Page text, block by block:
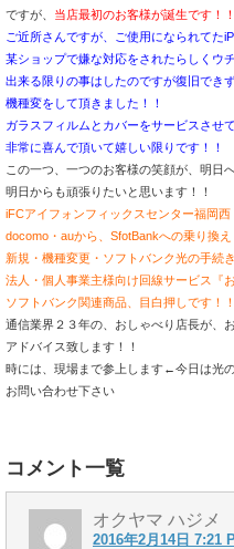
ですが、 当店最初のお客様が誕生です！！
ご近所さんですが、ご使用になられてた
某ショップで嫌な対応をされたらしくウ
出来る限りの事はしたのですが復旧でき
機種変をして頂きました！！
ガラスフィルムとカバーをサービスさせ
非常に喜んで頂いて嬉しい限りです！！
この一つ、一つのお客様の笑顔が、明日
明日からも頑張りたいと思います！！
iFCアイフォンフィックスセンター福岡西
docomo・auから、SfotBankへの乗り換え
新規・機種変更・ソフトバンク光の手続き
法人・個人事業主様向け回線サービス『
ソフトバンク関連商品、目白押しです！！
通信業界２３年の、おしゃべり店長が、
アドバイス致します！！
時には、現場まで参上します←今日は光
お問い合わせ下さい
コメント一覧
オクヤマ ハジメ
2016年2月14日 7:21